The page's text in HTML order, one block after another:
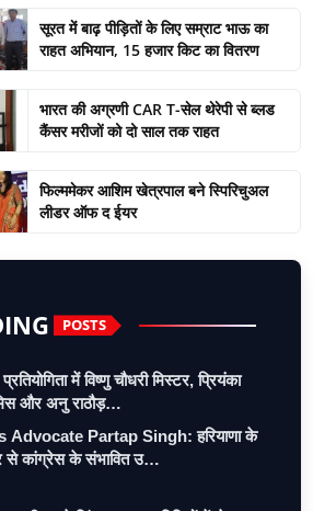
सूरत में बाढ़ पीड़ितों के लिए सम्राट भाऊ का
राहत अभियान, 15 हजार किट का वितरण
भारत की अग्रणी CAR T-सेल थेरेपी से ब्लड
कैंसर मरीजों को दो साल तक राहत
फिल्ममेकर आशिम खेत्रपाल बने स्पिरिचुअल
लीडर ऑफ द ईयर
POSTS
में विष्णु चौधरी मिस्टर, प्रियंका
और अनु राठौड़…
Advocate Partap Singh: हरियाणा के
से कांग्रेस के संभावित उ…